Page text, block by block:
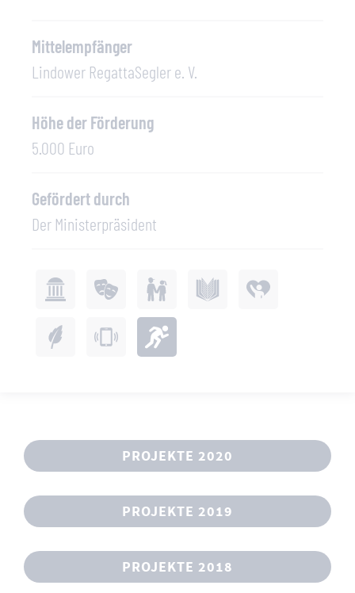
Mittelempfänger
Lindower RegattaSegler e. V.
Höhe der Förderung
5.000 Euro
Gefördert durch
Der Ministerpräsident
PROJEKTE 2020
PROJEKTE 2019
PROJEKTE 2018